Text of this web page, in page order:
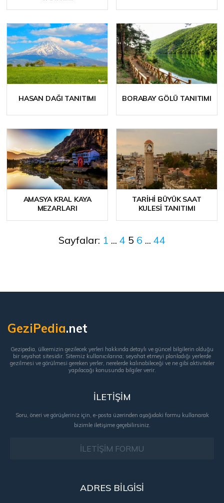
HASAN DAĞI TANITIMI BORABAY GÖLÜ TANITIMI
AMASYA KRAL KAYA
MEZARLARI
TARIHI BÜYÜK SAAT
KULESI TANITIMI
Sayfalar: 1 ... 4 5 6 ... 44
GeziPedia.net
Gezipedia, ülkemizin gezilecek yerleri hakkında detaylı ve güncel bilgilerin olduğu
bir seyahat sitesidir. Sitemiz kullanıcılarına; seyahat etmeyi planladığı yerlerde
gezilmesi ve görülmesi gereken yerler, nerelerde kalınabileceği ve ne gibi aktiviteler
yapılacağı konusunda bilgiler verir.
İLETİŞİM
Soru, öneri ve görüşleriniz için, e-posta üzerinden aşağıdaki formu kullanarak
bizimle iletişime geçebilirsiniz.
İLETİŞİM FORMU
ADRES BİLGİSİ